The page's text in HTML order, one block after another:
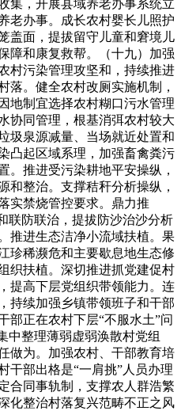
集，开展县域养老办事系统立
老办事。成长农村婴长儿照护
盖面，提拔留守儿童和窘境儿
障和康复救帮。（十九）加强
村污染管理攻坚和，持续推进
落。健全农村改厕实施机制，
地制宜选择农村糊口污水管理
协同管理，根基消弭农村较大
圾泉源减量、当场就近处置和
凸起区域系理，加强畜禽粪污
。推进受污染耕地平安操纵，
和整治。支撑秸秆分析操纵，
实禁烧管控要求。鼎力推
联防联治，提拔防沙治沙分析
推进生态洁净小流域扶植。果
珍稀濒危和主要歇息地生态修
织扶植。深切推进抓党建促村
提高下层党组织带领能力。连
持续加强乡镇带领班子和干部
部正在农村下层“不服水土”问
中整理薄弱虚弱涣散村党组
做为。加强农村、干部教育培
干部出格是“一肩挑”人员办理
合同事轨制，支撑农人群浩繁
化整治村落复兴范畴不正之风